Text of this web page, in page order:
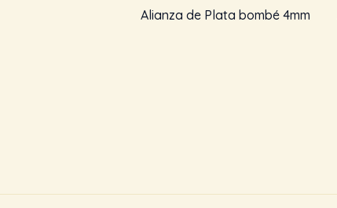
Alianza de Plata bombé 4mm